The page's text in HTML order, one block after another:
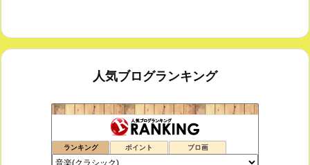
人気ブログランキング
ランキング ポイント ブロ画
鑑賞空間・忘れられない作品
174位 思えば遠くへ来たもんだ